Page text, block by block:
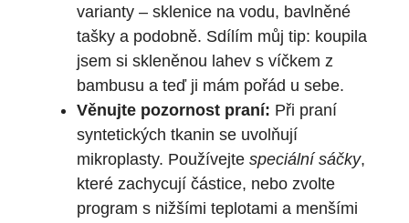
varianty – sklenice na vodu, bavlněné
tašky a podobně. Sdílím můj tip: koupila
jsem si skleněnou lahev s víčkem z
bambusu a teď ji mám pořád u sebe.
Věnujte pozornost praní: Při praní
syntetických tkanin se uvolňují
mikroplasty. Používejte speciální sáčky,
které zachycují částice, nebo zvolte
program s nižšími teplotami a menšími